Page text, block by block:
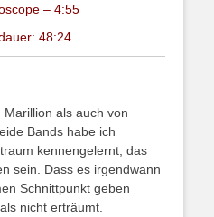
– 4:55
48:24
als auch von
Bands habe ich
kennengelernt, das
sein. Dass es irgendwann
Schnittpunkt geben
nicht erträumt.